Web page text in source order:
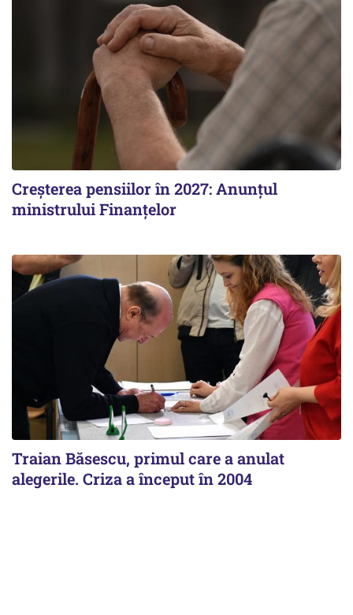
Creșterea pensiilor în 2027: Anunțul
ministrului Finanțelor
Traian Băsescu, primul care a anulat
alegerile. Criza a început în 2004